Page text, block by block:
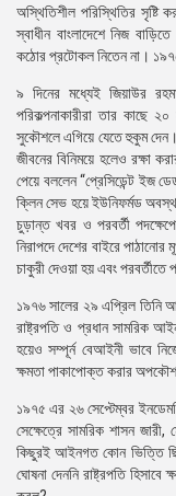
অস্থিতিশীল পরিস্থিতির সৃষ্টি
স্বাধীন বাংলাদেশে নিজ
কঠোর প্রটোকল নিতেন না।
৯ দিনের মধ্যেই জিয়াউর
পরিকল্পনাকারীরা তার কাছে
সুকৌশলে এগিয়ে যেতে হুকুম দেন।
জীবনের বিনিময়ে হলেও রক্ষা
পেয়ে বললেন “প্রেসিডেন্ট ইজ
ক্লিন সেভ হয়ে ইউনিফর্মড
চুড়ান্ত খবর ও পরবর্তী
নিরাপদে দেশের বাইরে পাঠানোর
চাকুরী দেওয়া হয় এবং
১৯৭৬ সালের ২৯ এপ্রিল তিনি
রাষ্ট্রপতি ও প্রধান সামরিক
হয়েও সম্পূর্ন বেআইনী ভাবে
ক্ষমতা পাকাপোক্ত করার
১৯৭৫ এর ২৬ সেপ্টেম্বর
সেক্ষেত্রে সামরিক শাসন
কিছুরই আইনগত কোন ভিত্তি
ঘোষনা দেননি রাষ্ট্রপতি